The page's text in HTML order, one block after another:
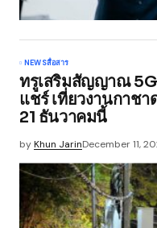
NEWSสื่อสาร
ทรูเสริมสัญญาณ
แชร์ เที่ยวงานกาช
21 ธันวาคมนี้
byKhun JarinDecember 11,